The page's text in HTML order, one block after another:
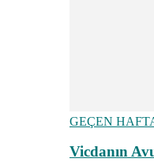
GEÇEN
Vicdanın